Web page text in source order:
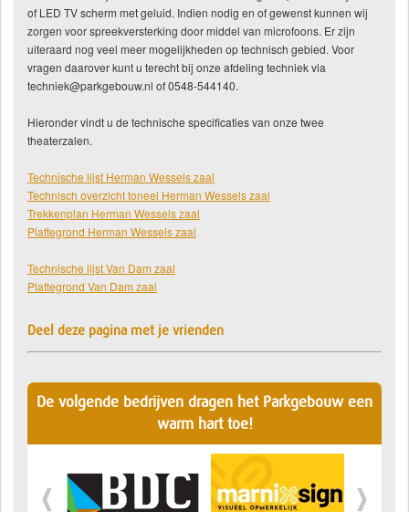
of LED TV scherm met geluid. Indien nodig en of gewenst kunnen wij
zorgen voor spreekversterking door middel van microfoons. Er zijn
uiteraard nog veel meer mogelijkheden op technisch gebied. Voor
vragen daarover kunt u terecht bij onze afdeling techniek via
techniek@parkgebouw.nl of 0548-544140.
Hieronder vindt u de technische specificaties van onze twee
theaterzalen.
Technische lijst Herman Wessels zaal
Technisch overzicht toneel Herman Wessels zaal
Trekkenplan Herman Wessels zaal
Plattegrond Herman Wessels zaal
Technische lijst Van Dam zaal
Plattegrond Van Dam zaal
Deel deze pagina met je vrienden
De volgende bedrijven dragen het Parkgebouw een
warm hart toe!